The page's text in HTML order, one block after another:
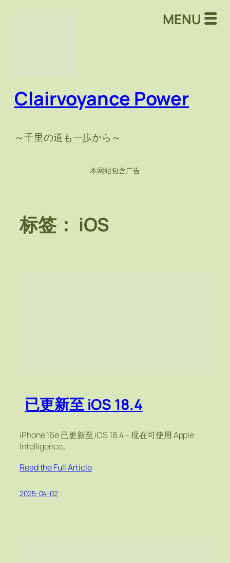
Clairvoyance Power
～千里の道も一歩から～
本网站包含广告
标签： iOS
已更新至 iOS 18.4
iPhone 16e 已更新至 iOS 18.4 – 现在可使用 Apple
Intelligence。
Read the Full Article
2025-04-02
MENU